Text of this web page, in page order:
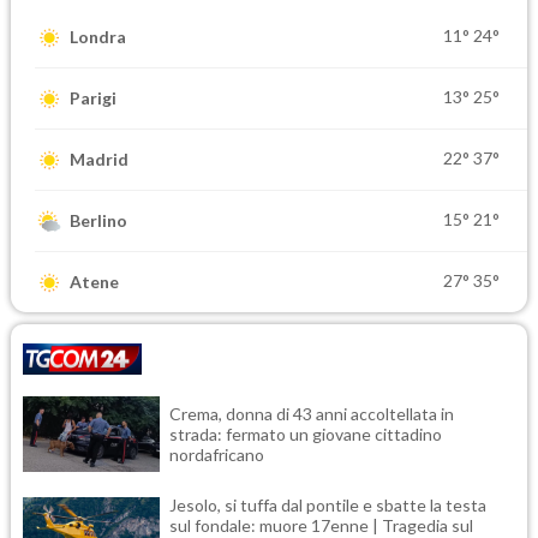
Londra 11° 24°
Parigi 13° 25°
Madrid 22° 37°
Berlino 15° 21°
Atene 27° 35°
Crema, donna di 43 anni accoltellata in
strada: fermato un giovane cittadino
nordafricano
Jesolo, si tuffa dal pontile e sbatte la testa
sul fondale: muore 17enne | Tragedia sul